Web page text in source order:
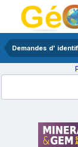
Demandes d'